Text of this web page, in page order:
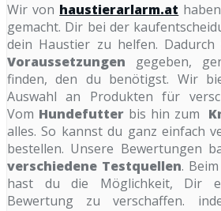
Wir von haustierarlarm.at
gemacht. Dir bei der
dein Haustier zu helfen.
Voraussetzungen gegeben,
finden, den du benötigst. Wir
Auswahl an Produkten für
Vom Hundefutter bis hin zum
alles. So kannst du ganz einfach
bestellen. Unsere Bewertungen
verschiedene Testquellen.
hast du die Möglichkeit, Dir
Bewertung zu verschaffen.